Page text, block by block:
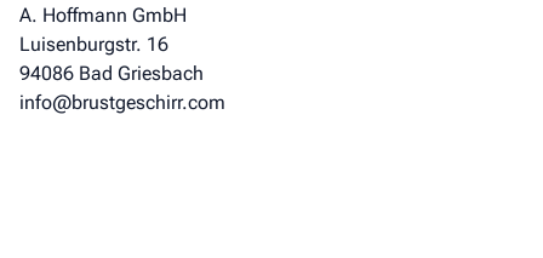
A. Hoffmann GmbH
Luisenburgstr. 16
94086 Bad Griesbach
info@brustgeschirr.com